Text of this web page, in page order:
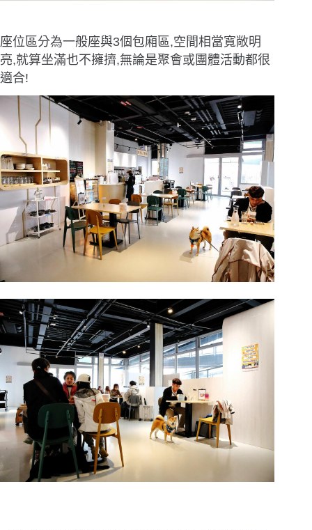
座位區分為一般座與3個包廂區,空間相當寬敞明
亮,就算坐滿也不擁擠,無論是聚會或團體活動都很
適合!